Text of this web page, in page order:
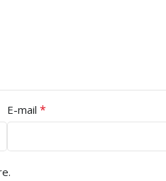
E-mail *